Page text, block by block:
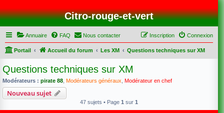
Citro-rouge-et-vert
Annuaire FAQ Nous contacter Connexion
Inscription
Portail Accueil du forum Les XM Questions techniques sur XM
Questions techniques sur XM
Modérateurs : pirate 88 Modérateurs généraux Modérateur en chef
Nouveau sujet
47 sujets • Page 1 sur 1